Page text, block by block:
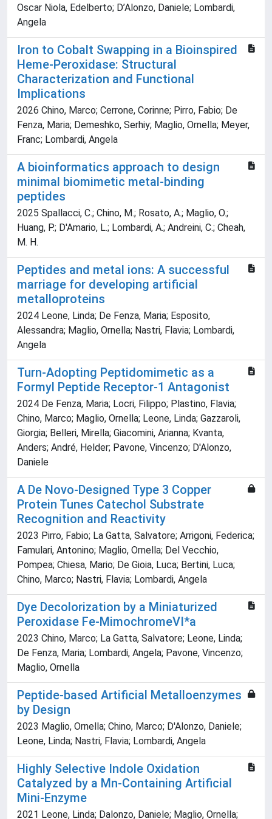
Oscar Niola, Edelberto; D’Alonzo, Daniele; Lombardi,
Angela
Iron to Cobalt Swapping in a Bioinspired
Heme-Peroxidase: Structural
Characterization and Functional
Implications
2026 Chino, Marco; Cerrone, Corinne; Pirro, Fabio; De
Fenza, Maria; Demeshko, Serhiy; Maglio, Ornella; Meyer,
Franc; Lombardi, Angela
A bioinformatics approach to design
minimal biomimetic metal-binding
peptides
2025 Spallacci, C.; Chino, M.; Rosato, A.; Maglio, O.;
Huang, P.; D'Amario, L.; Lombardi, A.; Andreini, C.; Cheah,
M. H.
Peptides and metal ions: A successful
marriage for developing artificial
metalloproteins
2024 Leone, Linda; De Fenza, Maria; Esposito,
Alessandra; Maglio, Ornella; Nastri, Flavia; Lombardi,
Angela
Turn-Adopting Peptidomimetic as a
Formyl Peptide Receptor-1 Antagonist
2024 De Fenza, Maria; Locri, Filippo; Plastino, Flavia;
Chino, Marco; Maglio, Ornella; Leone, Linda; Gazzaroli,
Giorgia; Belleri, Mirella; Giacomini, Arianna; Kvanta,
Anders; André, Helder; Pavone, Vincenzo; D'Alonzo,
Daniele
A De Novo‐Designed Type 3 Copper
Protein Tunes Catechol Substrate
Recognition and Reactivity
2023 Pirro, Fabio; La Gatta, Salvatore; Arrigoni, Federica;
Famulari, Antonino; Maglio, Ornella; Del Vecchio,
Pompea; Chiesa, Mario; De Gioia, Luca; Bertini, Luca;
Chino, Marco; Nastri, Flavia; Lombardi, Angela
Dye Decolorization by a Miniaturized
Peroxidase Fe-MimochromeVI*a
2023 Chino, Marco; La Gatta, Salvatore; Leone, Linda;
De Fenza, Maria; Lombardi, Angela; Pavone, Vincenzo;
Maglio, Ornella
Peptide-based Artificial Metalloenzymes
by Design
2023 Maglio, Ornella; Chino, Marco; D'Alonzo, Daniele;
Leone, Linda; Nastri, Flavia; Lombardi, Angela
Highly Selective Indole Oxidation
Catalyzed by a Mn-Containing Artificial
Mini-Enzyme
2021 Leone, Linda; Dalonzo, Daniele; Maglio, Ornella;